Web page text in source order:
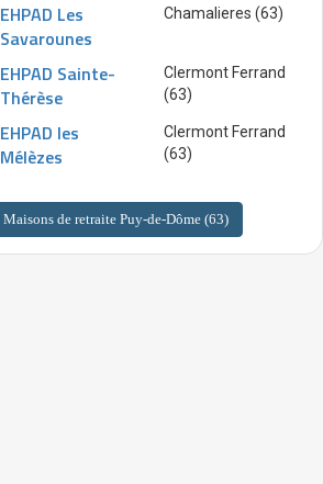
EHPAD Les
Savarounes
Chamalieres (63)
EHPAD Sainte-
Thérèse
Clermont Ferrand
(63)
EHPAD les
Mélèzes
Clermont Ferrand
(63)
Maisons de retraite Puy-de-Dôme (63)